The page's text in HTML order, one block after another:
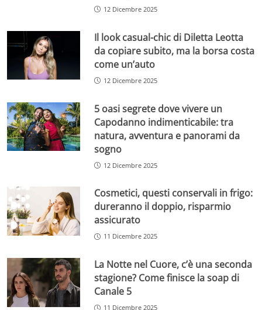
12 Dicembre 2025
Il look casual-chic di Diletta Leotta
da copiare subito, ma la borsa costa
come un’auto
12 Dicembre 2025
5 oasi segrete dove vivere un
Capodanno indimenticabile: tra
natura, avventura e panorami da
sogno
12 Dicembre 2025
Cosmetici, questi conservali in frigo:
dureranno il doppio, risparmio
assicurato
11 Dicembre 2025
La Notte nel Cuore, c’è una seconda
stagione? Come finisce la soap di
Canale 5
11 Dicembre 2025